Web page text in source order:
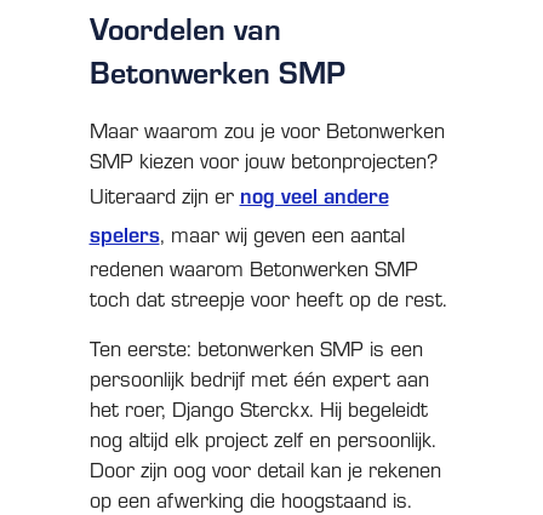
Voordelen van
Betonwerken SMP
Maar waarom zou je voor Betonwerken
SMP kiezen voor jouw betonprojecten?
Uiteraard zijn er nog veel andere
spelers, maar wij geven een aantal
redenen waarom Betonwerken SMP
toch dat streepje voor heeft op de rest.
Ten eerste: betonwerken SMP is een
persoonlijk bedrijf met één expert aan
het roer, Django Sterckx. Hij begeleidt
nog altijd elk project zelf en persoonlijk.
Door zijn oog voor detail kan je rekenen
op een afwerking die hoogstaand is.